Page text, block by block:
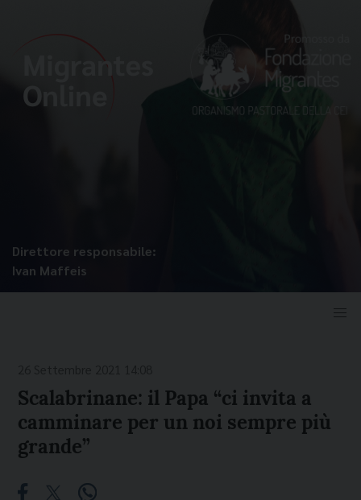
Direttore responsabile:
Ivan Maffeis
Scalabrinane: il Papa “ci invita a
camminare per un noi sempre più
grande”